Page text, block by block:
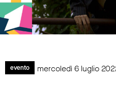
evento mercoledì 6 luglio